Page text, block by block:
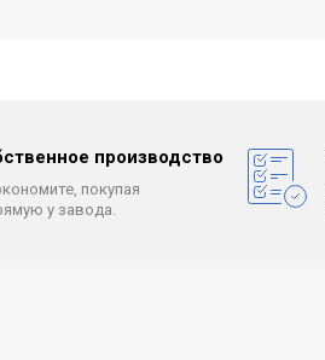
производство
покупая
у завода.